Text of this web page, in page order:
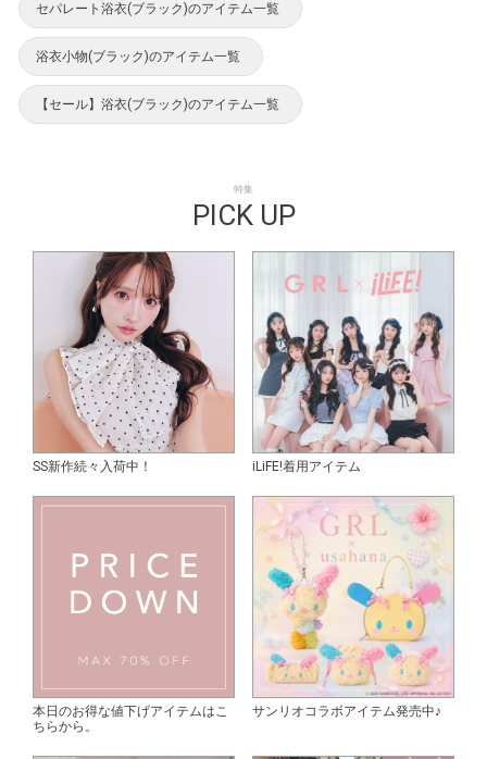
セパレート浴衣(ブラック)のアイテム一覧
浴衣小物(ブラック)のアイテム一覧
【セール】浴衣(ブラック)のアイテム一覧
特集
PICK UP
SS新作続々入荷中！ iLiFE!着用アイテム
本日のお得な値下げアイテムはこ
ちらから。
サンリオコラボアイテム発売中♪